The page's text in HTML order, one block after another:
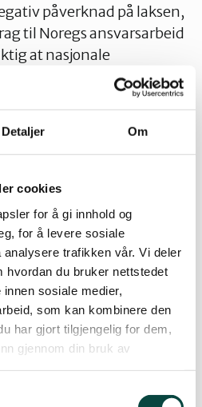
Detaljer Om
cookies
for å gi innhold og
for å levere sosiale
trafikken vår. Vi deler
hvordan du bruker nettstedet
sosiale medier,
som kan kombinere den
har gjort tilgjengelig for dem,
gjennom din bruk av
påverknad på laksen,
til Noregs ansvarsarbeid
at nasjonale
blir forvalta
Stortingets intensjonar
og 29 nasjonale
omsetning på 1,3
av god økologisk
to av mange døme som
for vesentleg strengare
knytt til miljøforsvarleg
laksefjordar og
det trengst klåre
inngrep med stor negativ
Orkla vart vedteke som
i